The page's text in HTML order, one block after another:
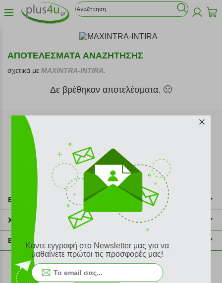
ΑΠΟΤΕΛΕΣΜΑΤΑ ΑΝΑΖΗΤΗΣΗΣ
σχετικά με MAXINTRA-INTIRA.
Δε βρέθηκαν αποτελέσματα. 🙁
Εγγραφή στο newsletter
Επικοινωνία
211 2000 700
info@plus4u.gr
Χρήσιμες πληροφορίες
Η εταιρία
Σημεία παραλαβής
Ευκαιρίες καριέρας
Όροι χρήσης
Βοήθεια
Εξέλιξη παραγγελίας
Τρόποι παραγγελίας©2026 Plus4u.gr
Κάντε εγγραφή στο Newsletter μας για να
μαθαίνετε πρώτοι τις προσφορές μας!